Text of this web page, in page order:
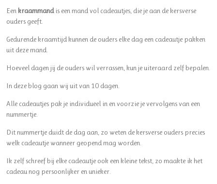
Een kraammandis een mand vol cadeautjes, die je aan de kersverse
ouders geeft.
Gedurende kraamtijd kunnen de ouders elke dag een cadeautje pakken
uit deze mand.
Hoeveel dagen jij de ouders wil verrassen, kun je uiteraard zelf bepalen.
In deze blog gaan wij uit van 10 dagen.
Alle cadeautjes pak je individueel in en voorzie je vervolgens van een
nummertje.
Dit nummertje duidt de dag aan, zo weten de kersverse ouders precies
welk cadeautje wanneer geopend mag worden.
Ik zelf schreef bij elke cadeautje ook een kleine tekst, zo maakte ik het
cadeau nog persoonlijker en unieker.